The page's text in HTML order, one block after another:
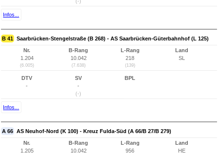
Infos...
B 41 Saarbrücken-Stengelstraße (B 268) - AS Saarbrücken-Güterbahnhof (L 125)
Nr.
1.204
(6.005)
B-Rang
10.042
(7.638)
L-Rang
218
(139)
Land
SL
DTV
-
SV
-
(-)
BPL
Infos...
A 66 AS Neuhof-Nord (K 100) - Kreuz Fulda-Süd (A 66/B 27/B 279)
Nr.
1.205
B-Rang
10.042
L-Rang
956
Land
HE